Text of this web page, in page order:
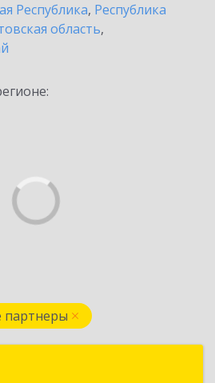
Республика, Республика
область,
партнеры